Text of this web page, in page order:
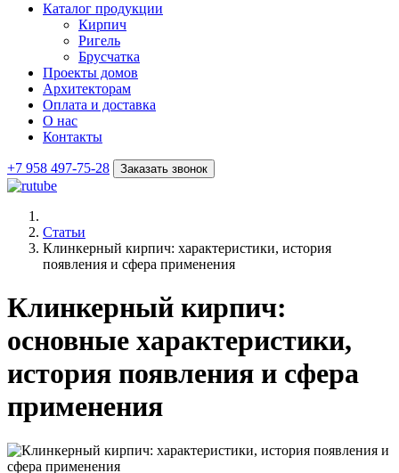
Каталог продукции
Кирпич
Ригель
Брусчатка
Проекты домов
Архитекторам
Оплата и доставка
О нас
Контакты
+7 958 497-75-28 Заказать звонок
Статьи
Клинкерный кирпич: характеристики, история
появления и сфера применения
Клинкерный кирпич:
основные характеристики,
история появления и сфера
применения